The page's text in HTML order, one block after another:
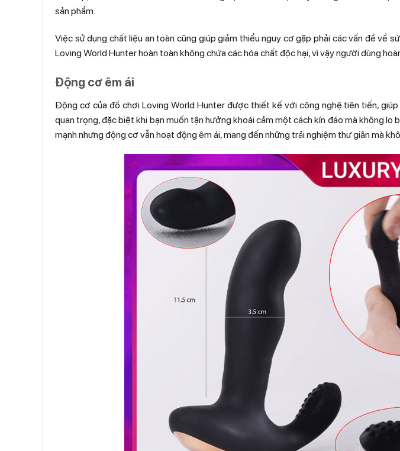
sản phẩm.
Việc sử dụng chất liệu an toàn cũng giúp giảm thiểu nguy cơ gặp phải các vấn đề về
Loving World Hunter hoàn toàn không chứa các hóa chất độc hại, vì vậy người dùng
Động cơ êm ái
Động cơ của đồ chơi Loving World Hunter được thiết kế với công nghệ tiên tiến,
quan trọng, đặc biệt khi bạn muốn tận hưởng khoái cảm một cách kín đáo mà không lo
mạnh nhưng động cơ vẫn hoạt động êm ái, mang đến những trải nghiệm thư giãn mà